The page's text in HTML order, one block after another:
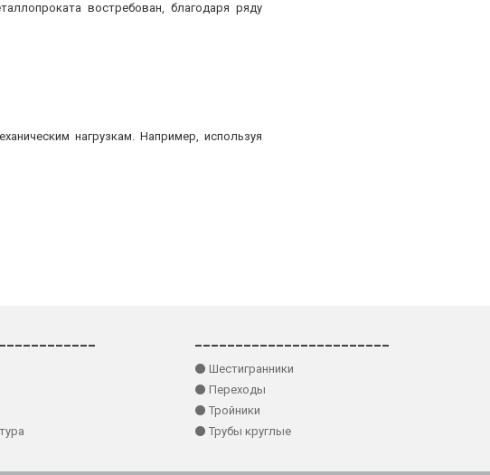
востребован, благодаря ряду
нагрузкам. Например, используя
⚫ Шестигранники
⚫ Переходы
⚫ Тройники
⚫ Трубы круглые